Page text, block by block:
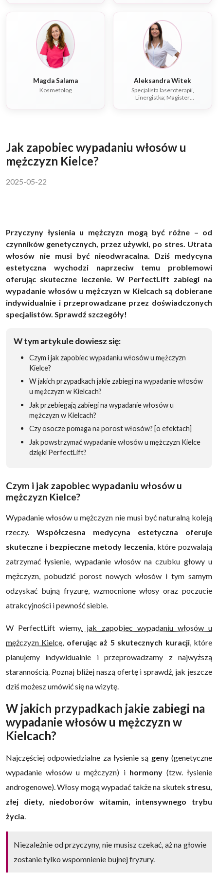
Magda Salama
Kosmetolog
Aleksandra Witek
Specjalista laseroterapii,
Linergistka; Magister
Jak zapobiec wypadaniu włosów u
mężczyzn Kielce?
2025-05-22
Przyczyny łysienia u mężczyzn mogą być różne – od
czynników genetycznych, przez używki, po stres. Utrata
włosów nie musi być nieodwracalna. Dziś medycyna
estetyczna wychodzi naprzeciw temu problemowi
oferując skuteczne leczenie. W PerfectLift zabiegi na
wypadanie włosów u mężczyzn w Kielcach są dobierane
indywidualnie i przeprowadzane przez doświadczonych
specjalistów. Sprawdź szczegóły!
W tym artykule dowiesz się:
Czym i jak zapobiec wypadaniu włosów u mężczyzn
Kielce?
W jakich przypadkach jakie zabiegi na wypadanie włosów
u mężczyzn w Kielcach?
Jak przebiegają zabiegi na wypadanie włosów u
mężczyzn w Kielcach?
Czy osocze pomaga na porost włosów? [o efektach]
Jak powstrzymać wypadanie włosów u mężczyzn Kielce
dzięki PerfectLift?
Czym i jak zapobiec wypadaniu włosów u
mężczyzn Kielce?
Wypadanie włosów u mężczyzn nie musi być naturalną koleją
rzeczy. Współczesna medycyna estetyczna oferuje
skuteczne i bezpieczne metody leczenia, które pozwalają
zatrzymać łysienie, wypadanie włosów na czubku głowy u
mężczyzn, pobudzić porost nowych włosów i tym samym
odzyskać bujną fryzurę, wzmocnione włosy oraz poczucie
atrakcyjności i pewność siebie.
W PerfectLift wiemy, jak zapobiec wypadaniu włosów u
mężczyzn Kielce, oferując aż 5 skutecznych kuracji, które
planujemy indywidualnie i przeprowadzamy z najwyższą
starannością. Poznaj bliżej naszą ofertę i sprawdź, jak jeszcze
dziś możesz umówić się na wizytę.
W jakich przypadkach jakie zabiegi na
wypadanie włosów u mężczyzn w
Kielcach?
Najczęściej odpowiedzialne za łysienie są geny(genetyczne
wypadanie włosów u mężczyzn) i hormony (tzw. łysienie
androgenowe). Włosy mogą wypadać także na skutek stresu,
złej diety, niedoborów witamin, intensywnego trybu
życia.
Niezależnie od przyczyny, nie musisz czekać, aż na głowie
zostanie tylko wspomnienie bujnej fryzury.